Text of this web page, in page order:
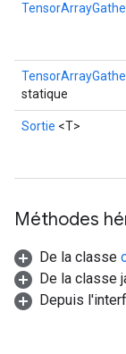
statique
Sortie <T>
Méthodes
De la classe
De la classe
Depuis